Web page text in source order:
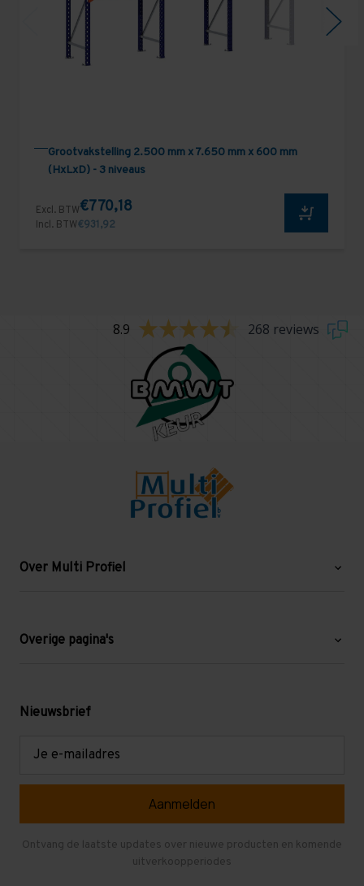
Grootvakstelling 2.500 mm x 7.650 mm x 600 mm
(HxLxD) - 3 niveaus
Excl. BTW€770,18
Incl. BTW€931,92
8.9 268 reviews
Over Multi Profiel
Blog
Levering en afhalen
Overige pagina's
Mezzanine
Gebruikte entresolvloeren
Nieuwsbrief
Ontvang de laatste updates over nieuwe producten en komende
uitverkoopperiodes